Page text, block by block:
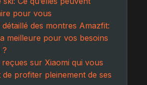
pour vous
des montres Amazfit:
meilleure pour vos besoins
?
reçues sur Xiaomi qui vous
de profiter pleinement de ses